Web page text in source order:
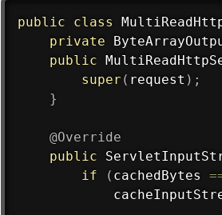
public class
private
public
super ( request ) ;
}
@Override
public
if
( cachedBytes